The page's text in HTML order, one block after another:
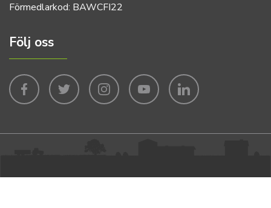
Förmedlarkod: BAWCFI22
Följ oss